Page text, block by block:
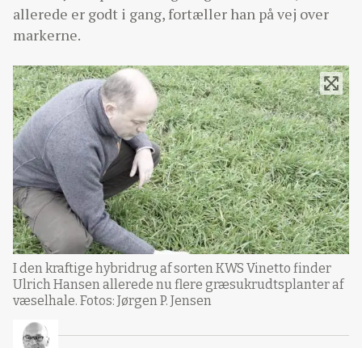
allerede er godt i gang, fortæller han på vej over
markerne.
I den kraftige hybridrug af sorten KWS Vinetto finder
Ulrich Hansen allerede nu flere græsukrudtsplanter af
væselhale. Fotos: Jørgen P. Jensen